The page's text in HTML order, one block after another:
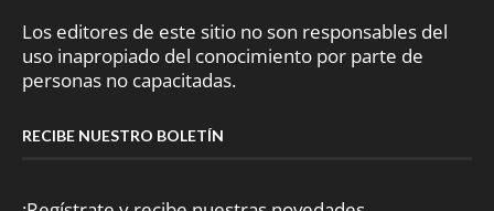
Los editores de este sitio no son responsables del
uso inapropiado del conocimiento por parte de
personas no capacitadas.
RECIBE NUESTRO BOLETÍN